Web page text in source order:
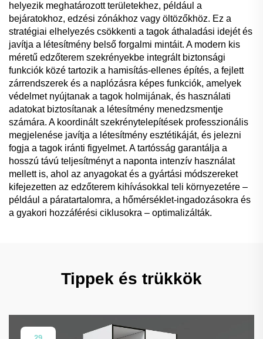
helyezik meghatározott területekhez, például a
bejáratokhoz, edzési zónákhoz vagy öltözőkhöz. Ez a
stratégiai elhelyezés csökkenti a tagok áthaladási idejét és
javítja a létesítmény belső forgalmi mintáit. A modern kis
méretű edzőterem szekrényekbe integrált biztonsági
funkciók közé tartozik a hamisítás-ellenes építés, a fejlett
zárrendszerek és a naplózásra képes funkciók, amelyek
védelmet nyújtanak a tagok holmijának, és használati
adatokat biztosítanak a létesítmény menedzsmentje
számára. A koordinált szekrénytelepítések professzionális
megjelenése javítja a létesítmény esztétikáját, és jelezni
fogja a tagok iránti figyelmet. A tartósság garantálja a
hosszú távú teljesítményt a naponta intenzív használat
mellett is, ahol az anyagokat és a gyártási módszereket
kifejezetten az edzőterem kihívásokkal teli környezetére –
például a páratartalomra, a hőmérséklet-ingadozásokra és
a gyakori hozzáférési ciklusokra – optimalizálták.
Tippek és trükkök